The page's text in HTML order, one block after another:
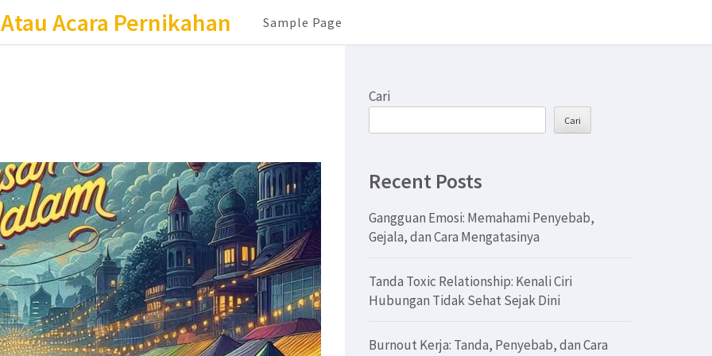
Acara Pernikahan Sample Page
Cari
Cari
Recent Posts
Gangguan Emosi: Memahami Penyebab,
Gejala, dan Cara Mengatasinya
Tanda Toxic Relationship: Kenali Ciri
Hubungan Tidak Sehat Sejak Dini
Burnout Kerja: Tanda, Penyebab, dan Cara